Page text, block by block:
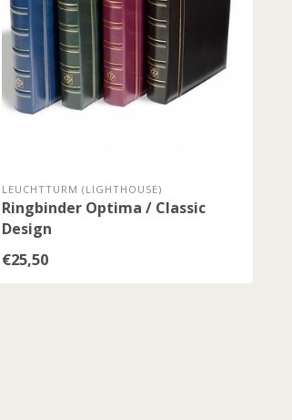
LEUCHTTURM (LIGHTHOUSE)
Ringbinder Optima / Classic
Design
€25,50